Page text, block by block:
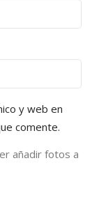
y web en
comente.
añadir fotos a